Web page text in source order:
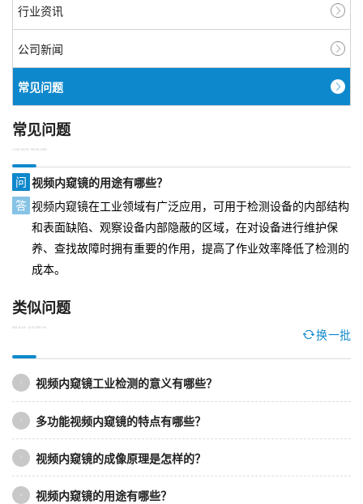
行业资讯
公司新闻
常见问题
常见问题
COMMON PROBLEM
问
视频内窥镜的用途有哪些？
答 视频内窥镜在工业领域有广泛应用，可用于检测设备的内部结构
和表面缺陷、观察设备内部隐蔽的区域，在对设备进行维护保
养、查找故障时拥有重要的作用，提高了作业效率降低了检测的
成本。
类似问题
SIMILAR QUESTIONS
换一批
视频内窥镜工业检测的意义有哪些？
多功能视频内窥镜的特点有哪些？
视频内窥镜的成像原理是怎样的？
视频内窥镜的用途有哪些？